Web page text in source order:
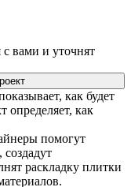
вами и уточнят
как будет
определяет, как
помогут
раскладку плитки